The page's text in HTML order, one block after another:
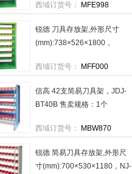
西域订货号：
MFE998
锐德 刀具存放架,外形尺寸
(mm):738×526×1800，
西域订货号：
MFF000
信高 42支简易刀具架，JDJ-
BT40B 售卖规格：1个
西域订货号： MBW870
锐德 简易刀具存放架,外形尺
寸(mm):700×530×1180，NJ-